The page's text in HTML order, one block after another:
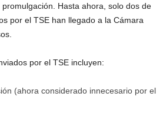
Hasta ahora, solo dos de
por el TSE han llegado a la Cámara
por el TSE incluyen:
(ahora considerado innecesario por el